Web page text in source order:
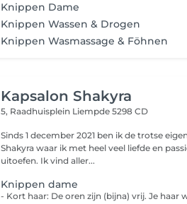
Knippen Dame
Knippen Wassen & Drogen
Knippen Wasmassage & Föhnen
Kapsalon Shakyra
5, Raadhuisplein Liempde 5298 CD
Sinds 1 december 2021 ben ik de trotse
Shakyra waar ik met heel veel liefde en
uitoefen. Ik vind aller...
Knippen dame